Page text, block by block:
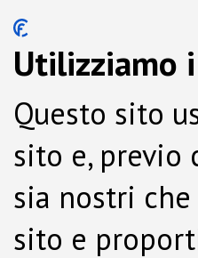
Utilizziamo
Questo sito
sito e, previo
sia nostri
sito e